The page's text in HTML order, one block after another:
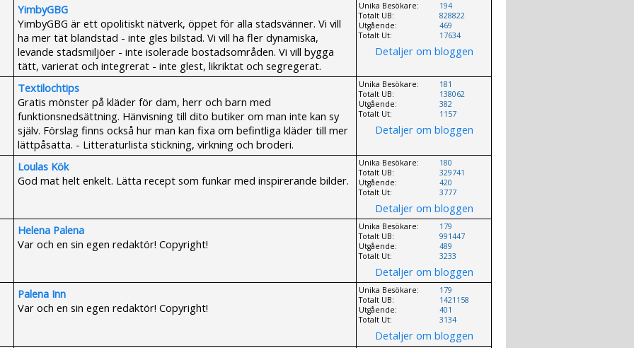
YimbyGBG
YimbyGBG är ett opolitiskt nätverk, öppet för alla stadsvänner. Vi vill
ha mer tät blandstad - inte gles bilstad. Vi vill ha fler dynamiska,
levande stadsmiljöer - inte isolerade bostadsområden. Vi vill bygga
tätt, varierat och integrerat - inte glest, likriktat och segregerat.
Unika Besökare:
Totalt UB:
Utgående:
Totalt Ut:
194
828822
469
17634
Detaljer om bloggen
Textilochtips
Gratis mönster på kläder för dam, herr och barn med
funktionsnedsättning. Hänvisning till dito butiker om man inte kan sy
själv. Förslag finns också hur man kan fixa om befintliga kläder till mer
lättpåsatta. - Litteraturlista stickning, virkning och broderi.
Unika Besökare:
Totalt UB:
Utgående:
Totalt Ut:
181
138062
382
1157
Detaljer om bloggen
Loulas Kök
God mat helt enkelt. Lätta recept som funkar med inspirerande bilder.
Unika Besökare:
Totalt UB:
Utgående:
Totalt Ut:
180
329741
420
3777
Detaljer om bloggen
Helena Palena
Var och en sin egen redaktör! Copyright!
Unika Besökare:
Totalt UB:
Utgående:
Totalt Ut:
179
991447
489
3233
Detaljer om bloggen
Palena Inn
Var och en sin egen redaktör! Copyright!
Unika Besökare:
Totalt UB:
Utgående:
Totalt Ut:
179
1421158
401
3134
Detaljer om bloggen